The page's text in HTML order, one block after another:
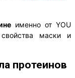
именно от YOU
маски и
протеинов